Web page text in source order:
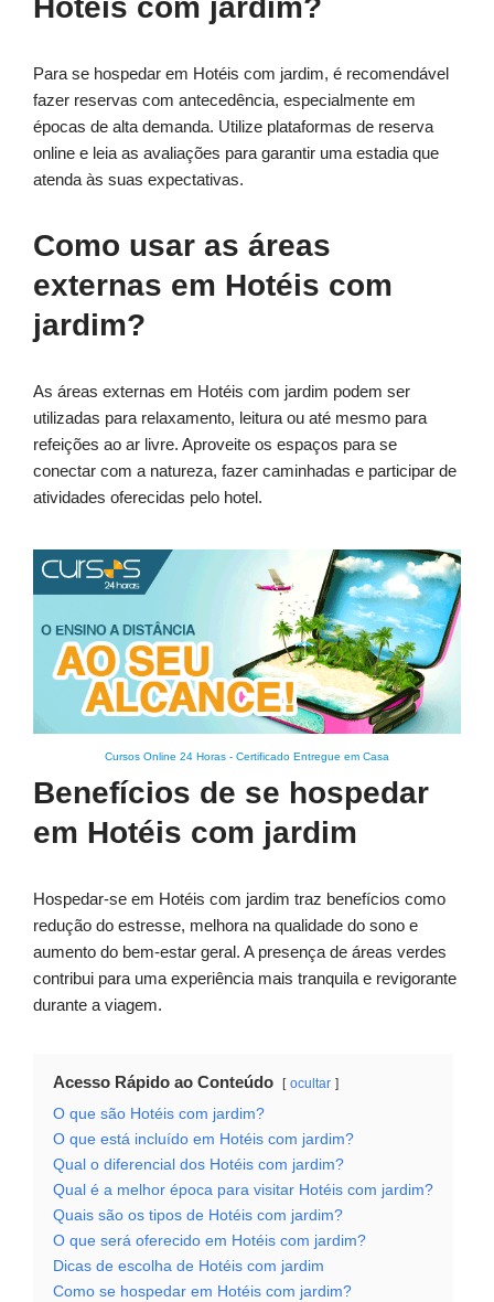
Hotéis com jardim?
Para se hospedar em Hotéis com jardim, é recomendável
fazer reservas com antecedência, especialmente em
épocas de alta demanda. Utilize plataformas de reserva
online e leia as avaliações para garantir uma estadia que
atenda às suas expectativas.
Como usar as áreas
externas em Hotéis com
jardim?
As áreas externas em Hotéis com jardim podem ser
utilizadas para relaxamento, leitura ou até mesmo para
refeições ao ar livre. Aproveite os espaços para se
conectar com a natureza, fazer caminhadas e participar de
atividades oferecidas pelo hotel.
Cursos Online 24 Horas - Certificado Entregue em Casa
Benefícios de se hospedar
em Hotéis com jardim
Hospedar-se em Hotéis com jardim traz benefícios como
redução do estresse, melhora na qualidade do sono e
aumento do bem-estar geral. A presença de áreas verdes
contribui para uma experiência mais tranquila e revigorante
durante a viagem.
Acesso Rápido ao Conteúdo ocultar
O que são Hotéis com jardim?
O que está incluído em Hotéis com jardim?
Qual o diferencial dos Hotéis com jardim?
Qual é a melhor época para visitar Hotéis com jardim?
Quais são os tipos de Hotéis com jardim?
O que será oferecido em Hotéis com jardim?
Dicas de escolha de Hotéis com jardim
Como se hospedar em Hotéis com jardim?